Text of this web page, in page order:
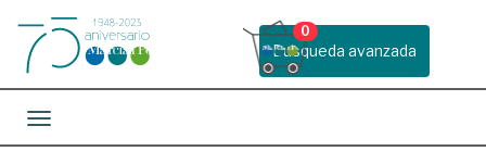
Busqueda avanzada
0
Toggle navigation